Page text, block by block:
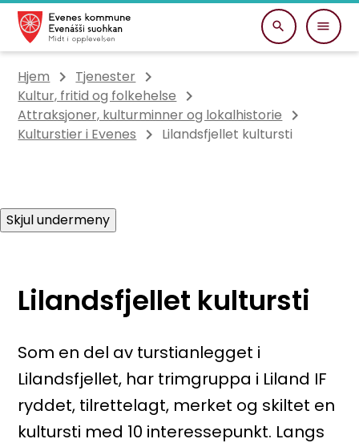
Evenes kommune
Du er her:
Hjem
Tjenester
Kultur, fritid og folkehelse
Attraksjoner, kulturminner og lokalhistorie
Kulturstier i Evenes
Lilandsfjellet kultursti
Skjul undermeny
Lilandsfjellet kultursti
Som en del av turstianlegget i
Lilandsfjellet, har trimgruppa i Liland IF
ryddet, tilrettelagt, merket og skiltet en
kultursti med 10 interessepunkt. Langs